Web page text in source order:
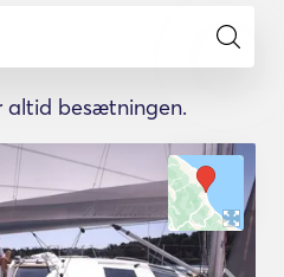
altid besætningen.